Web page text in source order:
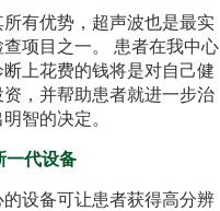
所有优势，超声波也是最实
项目之一。 患者在我中心
断上花费的钱将是对自己健
资，并帮助患者就进一步治
智的决定。
一代设备
的设备可让患者获得高分辨